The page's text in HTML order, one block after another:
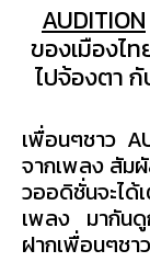
AUDITION
ของเมืองไท
ไปจ้องตา
เพื่อนๆชาว
จากเพลง สัม
วออดิชั่นจะได้
เพลง มากันดู
ฝากเพื่อนๆชาว